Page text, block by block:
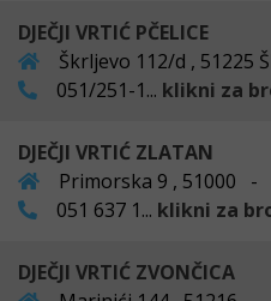
DJEČJI VRTIĆ PČELICE
Škrljevo 112/d ,
051/251-1... klikni za
DJEČJI VRTIĆ ZLATAN
Primorska 9 , 51000 -
051 637 1... klikni za
DJEČJI VRTIĆ ZVONČICA